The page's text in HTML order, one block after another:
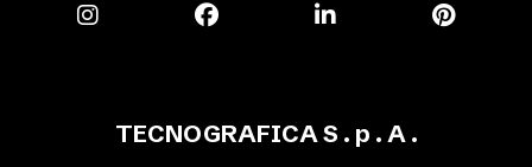
TECNOGRAFICA S . p . A .